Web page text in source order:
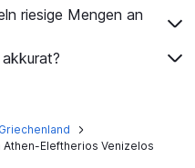
riesige Mengen an
Griechenland
Athen-Eleftherios Venizelos